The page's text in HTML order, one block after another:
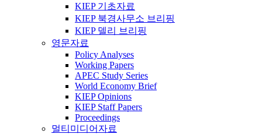
KIEP 기초자료
KIEP 북경사무소 브리핑
KIEP 델리 브리핑
영문자료
Policy Analyses
Working Papers
APEC Study Series
World Economy Brief
KIEP Opinions
KIEP Staff Papers
Proceedings
멀티미디어자료